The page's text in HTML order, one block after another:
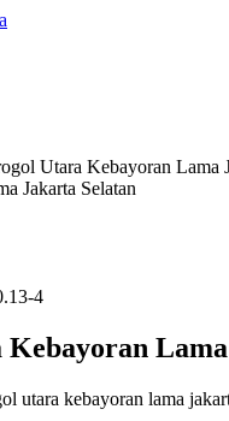
Utara Kebayoran Lama
Jakarta Selatan
utara kebayoran lama